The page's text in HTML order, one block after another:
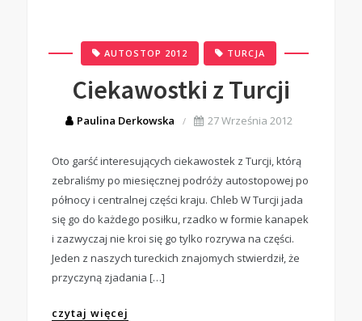
AUTOSTOP 2012 TURCJA
Ciekawostki z Turcji
Paulina Derkowska 27 Września 2012
Oto garść interesujących ciekawostek z Turcji, którą
zebraliśmy po miesięcznej podróży autostopowej po
północy i centralnej części kraju. Chleb W Turcji jada
się go do każdego posiłku, rzadko w formie kanapek
i zazwyczaj nie kroi się go tylko rozrywa na części.
Jeden z naszych tureckich znajomych stwierdził, że
przyczyną zjadania […]
czytaj więcej